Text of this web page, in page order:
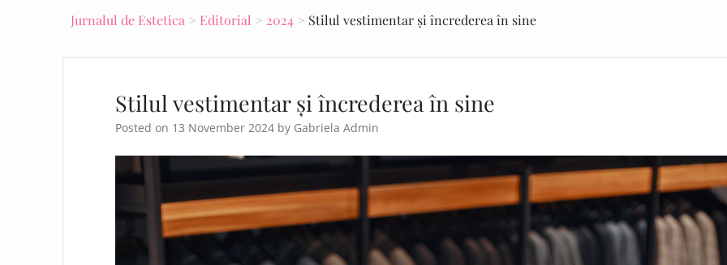
E
PA
navigation
Jurnalul de Estetica > Editorial > 2024 > Stilul vestimentar și încrederea în sine
Stilul vestimentar și încrederea în sine
Posted on 13 November 2024 by Gabriela Admin